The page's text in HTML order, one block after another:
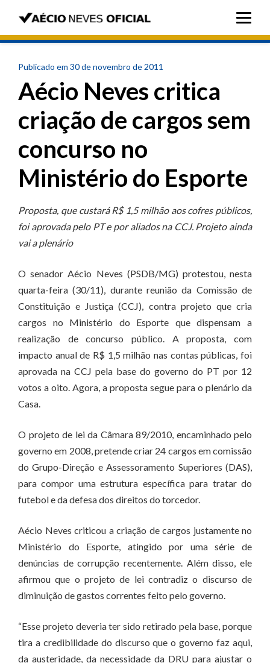
Publicado em 30 de novembro de 2011
Aécio Neves critica
criação de cargos sem
concurso no
Ministério do Esporte
Proposta, que custará R$ 1,5 milhão aos cofres públicos,
foi aprovada pelo PT e por aliados na CCJ. Projeto ainda
vai a plenário
O senador Aécio Neves (PSDB/MG) protestou, nesta
quarta-feira (30/11), durante reunião da Comissão de
Constituição e Justiça (CCJ), contra projeto que cria
cargos no Ministério do Esporte que dispensam a
realização de concurso público. A proposta, com
impacto anual de R$ 1,5 milhão nas contas públicas, foi
aprovada na CCJ pela base do governo do PT por 12
votos a oito. Agora, a proposta segue para o plenário da
Casa.
O projeto de lei da Câmara 89/2010, encaminhado pelo
governo em 2008, pretende criar 24 cargos em comissão
do Grupo-Direção e Assessoramento Superiores (DAS),
para compor uma estrutura específica para tratar do
futebol e da defesa dos direitos do torcedor.
Aécio Neves criticou a criação de cargos justamente no
Ministério do Esporte, atingido por uma série de
denúncias de corrupção recentemente. Além disso, ele
afirmou que o projeto de lei contradiz o discurso de
diminuição de gastos correntes feito pelo governo.
“Esse projeto deveria ter sido retirado pela base, porque
tira a credibilidade do discurso que o governo faz aqui,
da austeridade, da necessidade da DRU para ajustar o